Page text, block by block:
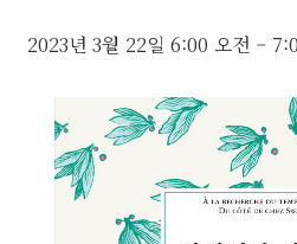
2023년 3월 22일 6:00 오전 –